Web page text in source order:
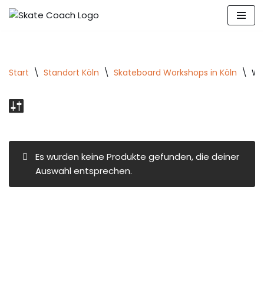
Start \ Standort Köln \ Skateboard Workshops in Köln \
Es wurden keine Produkte gefunden, die deiner
Auswahl entsprechen.